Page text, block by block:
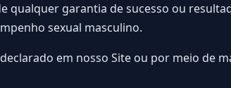
qualquer garantia de sucesso ou
sexual masculino.
em nosso Site ou por meio de